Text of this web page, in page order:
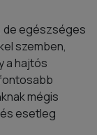
de egészséges
szemben,
a hajtós
mégis
esetleg